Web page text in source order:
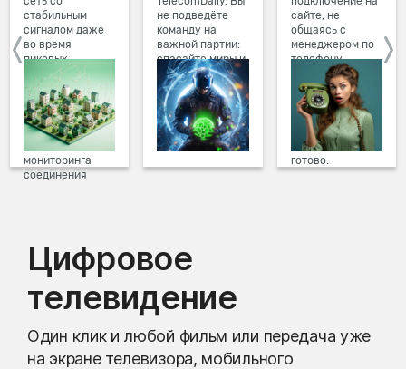
стабильным
сигналом даже
во время
пиковых
нагрузок в
вечернее время.
Мы постоянно
обновляем наше
оборудование в
домах, а система
мониторинга
соединения
не подведёте
команду на
важной партии:
спасайте миры и
побеждайте с
друзьями в
онлайн-играх.
сайте, не
общаясь с
менеджером по
телефону.
Просто в три
клика заполните
форму заявки на
сайте, выберите
дату и время
подключения,
готово.
Цифровое
телевидение
Один клик и любой фильм или передача уже
на экране телевизора, мобильного